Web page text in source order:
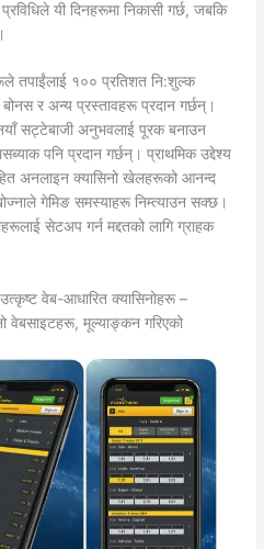
यी दिनहरूमा निकासी गर्छ, जबकि
तपाईंलाई १०० प्रतिशत नि:शुल्क
र अन्य प्रस्तावहरू प्रदान गर्छन्।
सट्टेबाजी अनुभवलाई पूरक बनाउन
पनि प्रदान गर्छन्। प्राथमिक उद्देश्य
अनलाइन क्यासिनो खेलहरूको आनन्द
गेमिङ समस्याहरू निम्त्याउन सक्छ।
सेटअप गर्न मद्दतको लागि ग्राहक
वेब-आधारित क्यासिनोहरू –
वेबसाइटहरू, मूल्याङ्कन गरिएको